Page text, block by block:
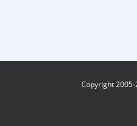
Copyright